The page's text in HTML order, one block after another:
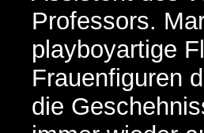
Professors.
playboyartige
Frauenfiguren
die